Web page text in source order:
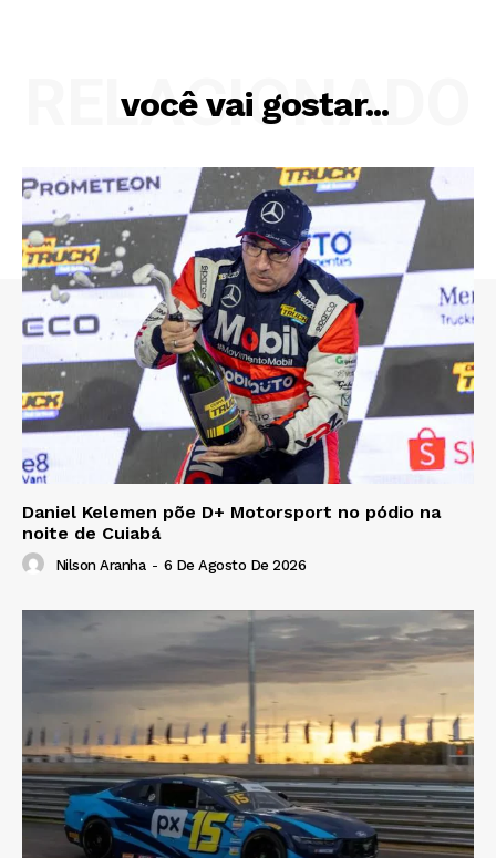
você vai gostar...
RELACIONADO
Daniel Kelemen põe D+ Motorsport no pódio na
noite de Cuiabá
Nilson Aranha - 6 De Agosto De 2026